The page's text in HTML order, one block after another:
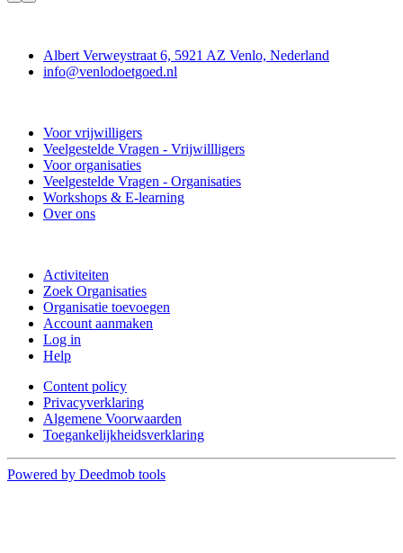
Albert Verweystraat 6, 5921 AZ Venlo, Nederland
info@venlodoetgoed.nl
Voor vrijwilligers
Veelgestelde Vragen - Vrijwillligers
Voor organisaties
Veelgestelde Vragen - Organisaties
Workshops & E-learning
Over ons
Activiteiten
Zoek Organisaties
Organisatie toevoegen
Account aanmaken
Log in
Help
Content policy
Privacyverklaring
Algemene Voorwaarden
Toegankelijkheidsverklaring
Powered by Deedmob tools